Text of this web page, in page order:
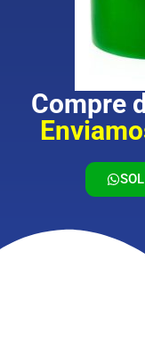
Compre